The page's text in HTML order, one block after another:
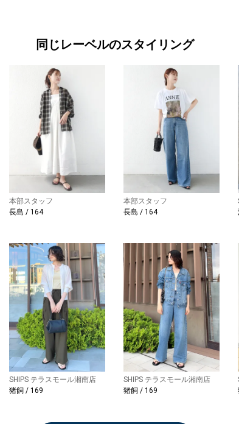
同じレーベルのスタイリング
本部スタッフ
長島 / 164
本部スタッフ
長島 / 164
SHIPS テラスモール湘南店
猪飼 / 169
SHIPS テラスモール湘南店
猪飼 / 169